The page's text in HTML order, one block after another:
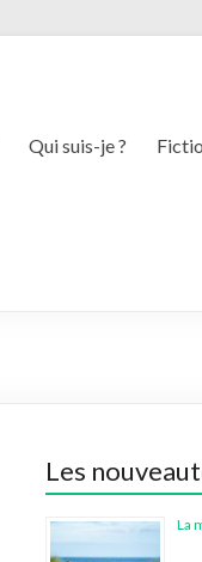
Qui suis-je ?
Les
La